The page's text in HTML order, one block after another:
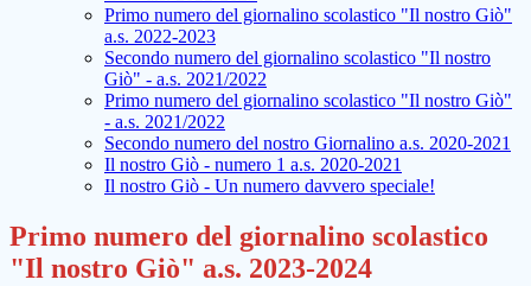
Primo numero del giornalino scolastico "Il nostro Giò"
a.s. 2022-2023
Secondo numero del giornalino scolastico "Il nostro
Giò" - a.s. 2021/2022
Primo numero del giornalino scolastico "Il nostro Giò"
- a.s. 2021/2022
Secondo numero del nostro Giornalino a.s. 2020-2021
Il nostro Giò - numero 1 a.s. 2020-2021
Il nostro Giò - Un numero davvero speciale!
Primo numero del giornalino scolastico
"Il nostro Giò" a.s. 2023-2024